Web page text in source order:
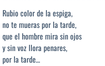
Rubio color de la espiga,
no te mueras por la tarde,
que el hombre mira sin ojos
y sin voz llora penares,
por la tarde…